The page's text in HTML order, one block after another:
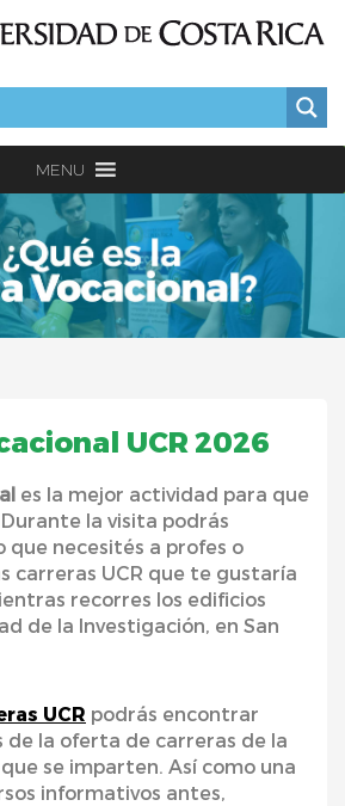
MENU
UCR 2026
es la mejor actividad para que
Durante la visita podrás
que necesités a profes o
carreras UCR que te gustaría
recorres los edificios
de la Investigación, en San
UCR podrás encontrar
de la oferta de carreras de la
se imparten. Así como una
informativos antes,